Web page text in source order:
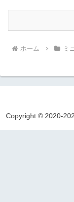
ホーム ミ
Copyright © 2020-